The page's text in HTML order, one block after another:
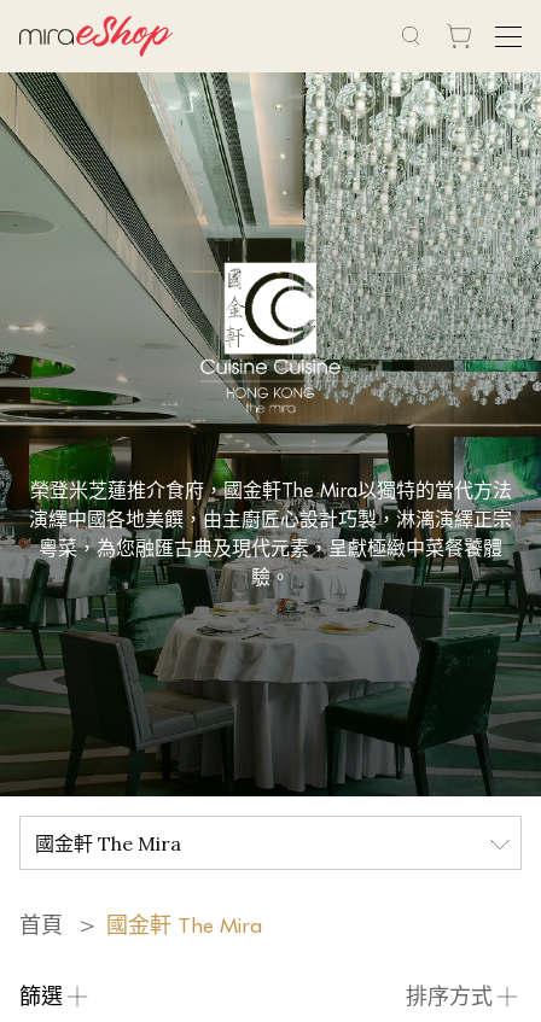
榮登米芝蓮推介食府，國金軒The Mira以獨特的當代方法
演繹中國各地美饌，由主廚匠心設計巧製，淋漓演繹正宗
粵菜，為您融匯古典及現代元素，呈獻極緻中菜餐饕體
驗。
首頁 國金軒 The Mira
篩選 排序方式